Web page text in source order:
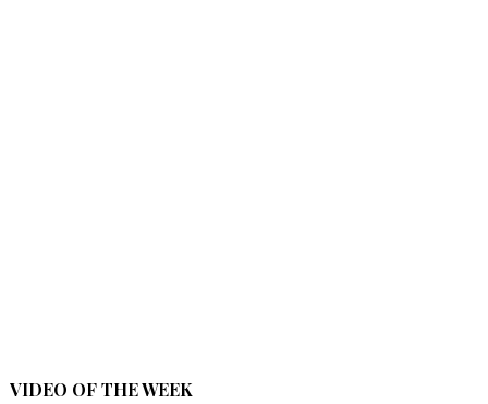
VIDEO OF THE WEEK